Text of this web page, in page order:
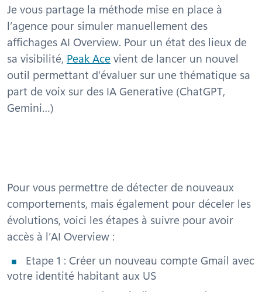
Je vous partage la méthode mise en place à
l’agence pour simuler manuellement des
affichages AI Overview. Pour un état des lieux de
sa visibilité, Peak Acevient de lancer un nouvel
outil permettant d’évaluer sur une thématique sa
part de voix sur des IA Generative (ChatGPT,
Gemini…)
Pour vous permettre de détecter de nouveaux
comportements, mais également pour déceler les
évolutions, voici les étapes à suivre pour avoir
accès à l’AI Overview :
Etape 1 : Créer un nouveau compte Gmail avec
votre identité habitant aux US